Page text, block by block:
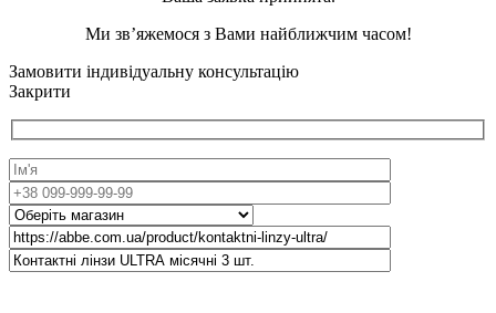
Ми зв’яжемося з Вами найближчим часом!
Замовити індивідуальну консультацію
Закрити